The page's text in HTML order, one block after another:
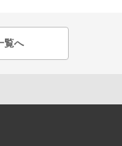
覧へ